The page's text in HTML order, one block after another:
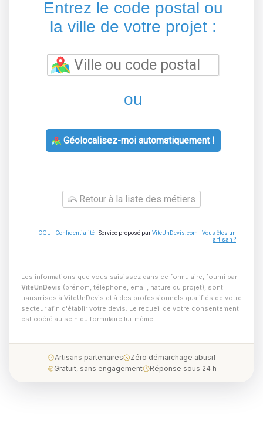
Entrez le code postal ou
la ville de votre projet :
ou
Géolocalisez-moi automatiquement !
Retour à la liste des métiers
CGU - Confidentialité- Service proposé parViteUnDevis.com -Vous êtes un
artisan ?
Les informations que vous saisissez dans ce formulaire, fourni par
ViteUnDevis (prénom, téléphone, email, nature du projet), sont
transmises à ViteUnDevis et à des professionnels qualifiés de votre
secteur afin d'établir votre devis. Le recueil de votre consentement
est opéré au sein du formulaire lui-même.
Artisans partenaires
Zéro démarchage abusif
Gratuit, sans engagement
Réponse sous 24 h